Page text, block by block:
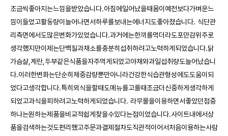
조금씩좋아지는느낌을받았습니다.아침에일어났을때몸이예전보다가벼운느
낌이들었고활동량이늘어나면서하루를보내는에너지도좋아졌습니다. 식단관
리측면에서도많은변화가있었습니다.과거에는한끼를먹더라도포만감위주로
생각했지만이제는단백질과채소를충분히섭취하려고노력하게되었습니다.닭
가슴살,계란,두부같은식품을자주먹게되었고야채와과일섭취량도늘어났습니
다.이러한변화는단순히체중감량뿐만아니라건강한식습관형성에도도움이되
었다고생각합니다.특히외식을할때도메뉴를고를때조금더신중하게생각하게
되었고과식을피하려고노력하게되었습니다. 라무몰을이용하면서좋았던점중
하나는원하는제품을비교적쉽게찾을수있다는점이었습니다.사이트내에서상
품을검색하는것도편리했고주문과결제절차도직관적이어서처음이용하는사람